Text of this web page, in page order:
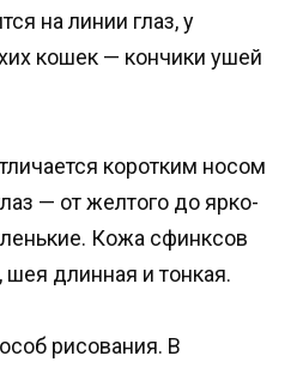
на линии глаз, у
кошек — кончики ушей
коротким носом
— от желтого до ярко-
Кожа сфинксов
длинная и тонкая.
рисования. В